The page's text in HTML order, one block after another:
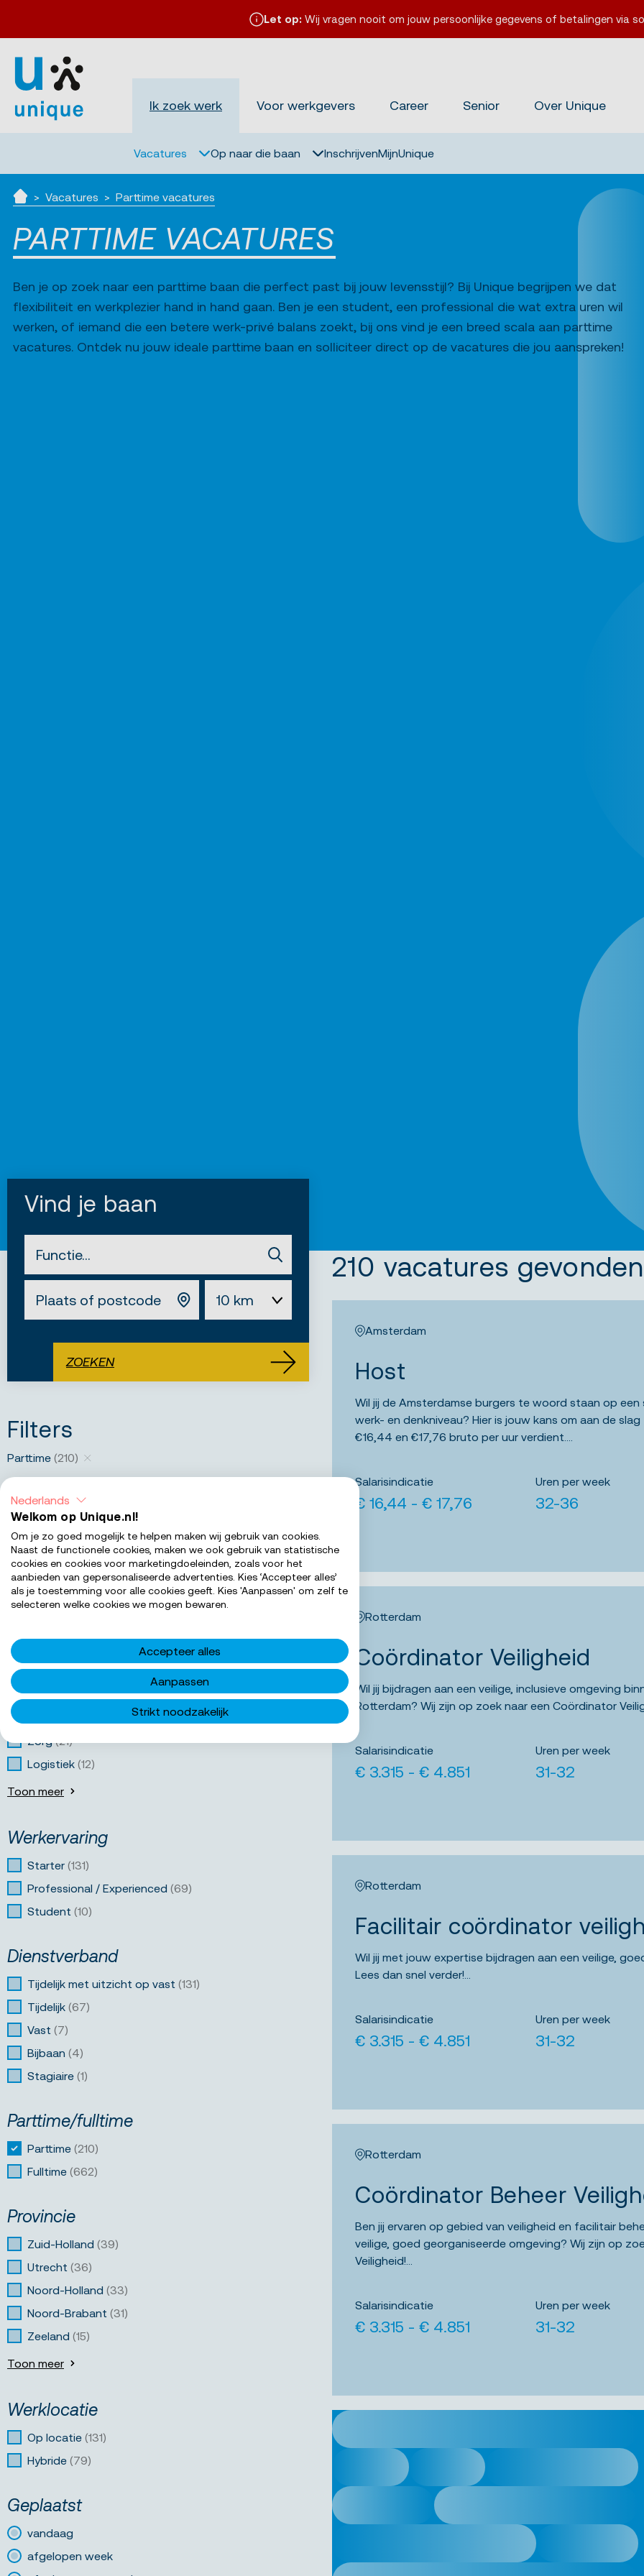
Let op: Wij vragen nooit om jouw persoonlijke gegevens of betalingen via
Ik zoek werk Voor werkgevers Career Senior Over Unique
Vacatures Op naar die baan InschrijvenMijnUnique
Vacatures Parttime vacatures
PARTTIME VACATURES
Ben je op zoek naar een parttime baan die perfect past bij jouw levensstijl? Bij Unique begrijpen we dat
flexibiliteit en werkplezier hand in hand gaan. Ben je een student, een professional die wat extra uren wil
werken, of iemand die een betere werk-privé balans zoekt, bij ons vind je een breed scala aan parttime
vacatures. Ontdek nu jouw ideale parttime baan en solliciteer direct op de vacatures die jou aanspreken!
Vind je baan
ZOEKEN
Filters
Parttime (210) Verwijder
Opleidingsniveau
MBO
(163)
HBO (24)
Middelbare school (13)
Geen
Vakgebied
Callcenter (62)
Administratief (52)
Zorg (21)
Logistiek (12)
Toon meer
Werkervaring
Starter (131)
Professional / Experienced (69)
Student (10)
Dienstverband
Tijdelijk met uitzicht op vast (131)
Tijdelijk (67)
Vast (7)
Bijbaan (4)
Stagiaire (1)
Parttime/fulltime
Parttime (210)
Fulltime (662)
Provincie
Zuid-Holland (39)
Utrecht (36)
Noord-Holland (33)
Noord-Brabant (31)
Zeeland (15)
Toon meer
Werklocatie
Op locatie (131)
Hybride (79)
Geplaatst
vandaag
afgelopen week
210 vacatures gevonden
Amsterdam
Host
Wil jij de Amsterdamse burgers te woord staan op
werk- en denkniveau? Hier is jouw kans om aan de
€16,44 en €17,76 bruto per uur verdient....
Salarisindicatie
€ 16,44 - € 17,76
Uren per week
32-36
Rotterdam
Coördinator Veiligheid
Wil jij bijdragen aan een veilige, inclusieve omgeving
Rotterdam? Wij zijn op zoek naar een Coördinator
Salarisindicatie
€ 3.315 - € 4.851
Uren per week
31-32
Rotterdam
Facilitair coördinator
Wil jij met jouw expertise bijdragen aan een veilige,
Lees dan snel verder!...
Salarisindicatie
€ 3.315 - € 4.851
Uren per week
31-32
Rotterdam
Coördinator Beheer
Ben jij ervaren op gebied van veiligheid en facilitair
veilige, goed georganiseerde omgeving? Wij zijn op
Veiligheid!...
Salarisindicatie
€ 3.315 - € 4.851
Uren per week
31-32
Nederlands
Welkom op Unique.nl!
Om je zo goed mogelijk te helpen maken wij gebruik van cookies.
Naast de functionele cookies, maken we ook gebruik van statistische
cookies en cookies voor marketingdoeleinden, zoals voor het
aanbieden van gepersonaliseerde advertenties. Kies ‘Accepteer alles’
als je toestemming voor alle cookies geeft. Kies 'Aanpassen' om zelf te
selecteren welke cookies we mogen bewaren.
Accepteer alles
Aanpassen
Strikt noodzakelijk